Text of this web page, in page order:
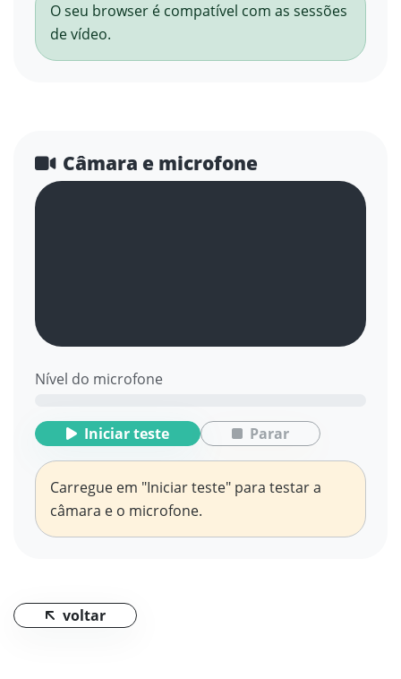
O seu browser é compatível com as sessões
de vídeo.
Câmara e microfone
Nível do microfone
Iniciar teste Parar
Carregue em "Iniciar teste" para testar a
câmara e o microfone.
voltar